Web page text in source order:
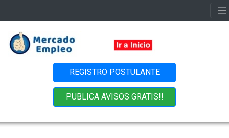
REGISTRO POSTULANTE
PUBLICA AVISOS GRATIS!!